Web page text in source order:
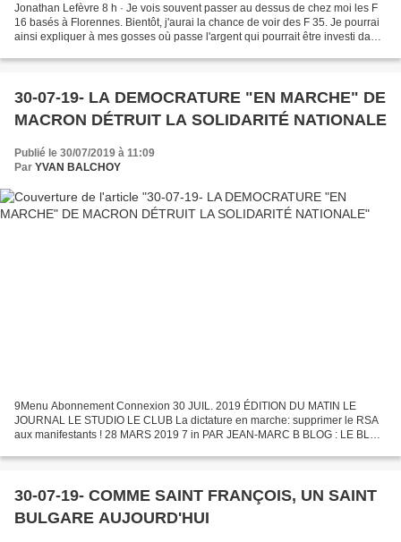
Jonathan Lefèvre 8 h · Je vois souvent passer au dessus de chez moi les F
16 basés à Florennes. Bientôt, j'aurai la chance de voir des F 35. Je pourrai
ainsi expliquer à mes gosses où passe l'argent qui pourrait être investi dans
30-07-19- LA DEMOCRATURE "EN MARCHE" DE
MACRON DÉTRUIT LA SOLIDARITÉ NATIONALE
Publié le 30/07/2019 à 11:09
Par YVAN BALCHOY
9Menu Abonnement Connexion 30 JUIL. 2019 ÉDITION DU MATIN LE
JOURNAL LE STUDIO LE CLUB La dictature en marche: supprimer le RSA
aux manifestants ! 28 MARS 2019 7 in PAR JEAN-MARC B BLOG : LE BLOG
30-07-19- COMME SAINT FRANÇOIS, UN SAINT
BULGARE AUJOURD'HUI